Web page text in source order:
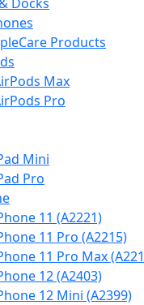
Products
Max
Pro
Mini
Pro
11 (A2221)
11 Pro (A2215)
11 Pro Max
12 (A2403)
12 Mini (A2399)